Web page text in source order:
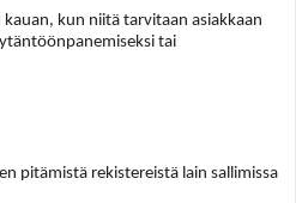
kun niitä tarvitaan asiakkaan
tai
pitämistä rekistereistä lain sallimissa